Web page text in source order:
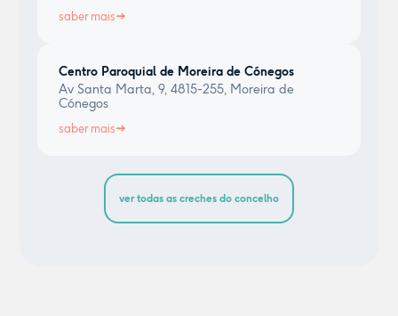
saber mais
Centro Paroquial de Moreira de Cónegos
Av Santa Marta, 9, 4815-255, Moreira de
Cónegos
saber mais
ver todas as creches do concelho